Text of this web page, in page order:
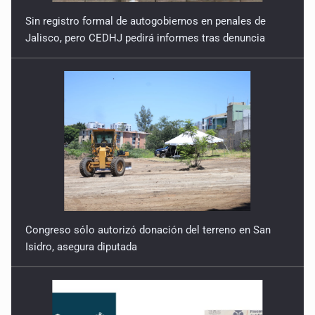
21 de Julio de 2026
Quinto Patio
18 de Julio de 2026
Quinto Patio
17 de Julio de 2026
Quinto Patio
16 de Julio de 2026
Quinto Patio
15 de Julio de 2026
Sin registro formal de autogobiernos en penales de
Jalisco, pero CEDHJ pedirá informes tras denuncia
Congreso sólo autorizó donación del terreno en San
Isidro, asegura diputada